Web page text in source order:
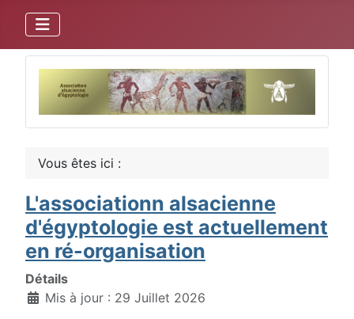
Vous êtes ici :
L'associationn alsacienne
d'égyptologie est actuellement
en ré-organisation
Détails
Mis à jour : 29 Juillet 2026